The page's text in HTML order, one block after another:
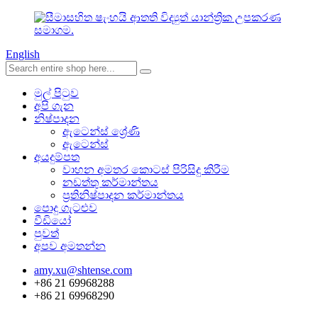
English
මුල් පිටුව
අපි ගැන
නිෂ්පාදන
ඇටෙන්ස් ශ්‍රේණි
ඇටෙන්ස්
අයදුම්පත
වාහන අමතර කොටස් පිරිසිදු කිරීම
නඩත්තු කර්මාන්තය
ප්‍රතිනිෂ්පාදන කර්මාන්තය
පොදු ගැටළුව
වීඩියෝ
පුවත්
අපව අමතන්න
amy.xu@shtense.com
+86 21 69968288
+86 21 69968290